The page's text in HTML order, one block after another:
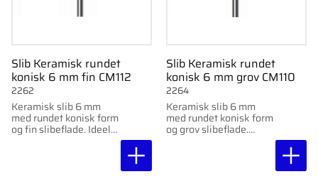
Slib Keramisk rundet
konisk 6 mm fin CM112
Keramisk slib 6 mm
med rundet konisk form
og fin slibeflade. Ideel
2262
Slib Keramisk rundet
konisk 6 mm grov CM110
Keramisk slib 6 mm
med rundet konisk form
og grov slibeflade.
2264